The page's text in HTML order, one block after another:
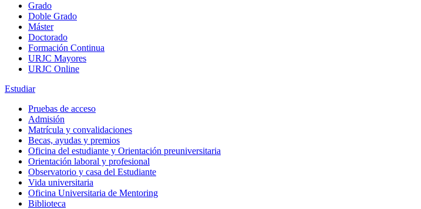
Grado
Doble Grado
Máster
Doctorado
Formación Continua
URJC Mayores
URJC Online
Estudiar
Pruebas de acceso
Admisión
Matrícula y convalidaciones
Becas, ayudas y premios
Oficina del estudiante y Orientación preuniversitaria
Orientación laboral y profesional
Observatorio y casa del Estudiante
Vida universitaria
Oficina Universitaria de Mentoring
Biblioteca